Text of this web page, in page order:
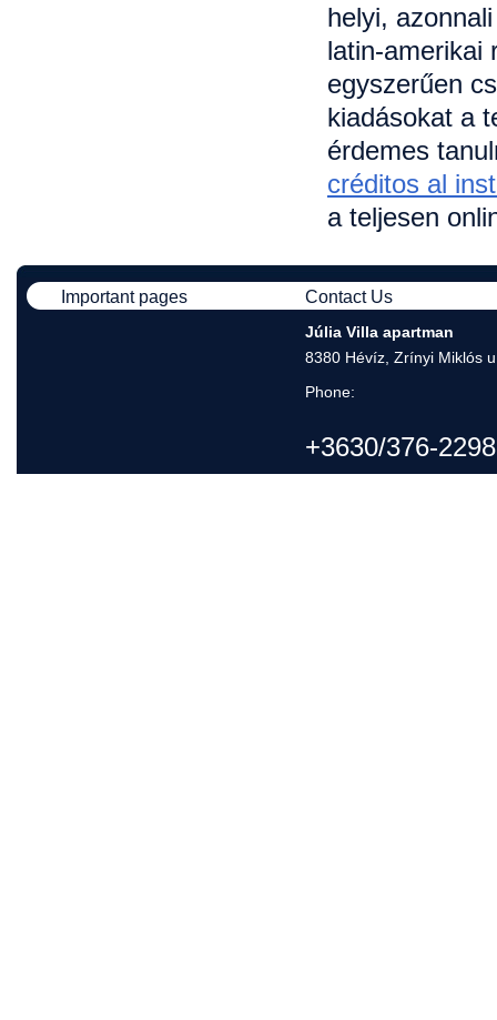
helyi,
latin-amerikai
egyszerűen
kiadásokat a
érdemes
créditos al
a teljesen
Important pages Contact Us
Júlia Villa apartman
8380 Hévíz, Zrínyi Miklós
Phone:
+3630/376-2298